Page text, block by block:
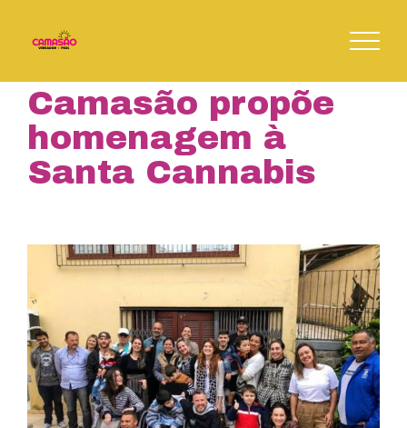
Camasão propõe
homenagem à
Santa Cannabis
View
Larger
Image